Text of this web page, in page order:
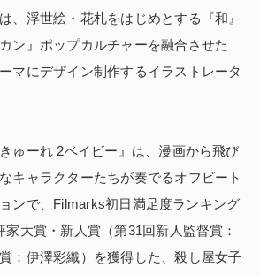
、浮世絵・花札をはじめとする『和』
ン』ポップカルチャーを融合させた
マにデザイン制作するイラストレータ
ゅーれ 2ベイビー』は、漫画から飛び
キャラクターたちが奏でるオフビート
ンで、Filmarks初日満足度ランキング
大賞・新人賞（第31回新人監督賞：
：伊澤彩織）を獲得した、殺し屋女子